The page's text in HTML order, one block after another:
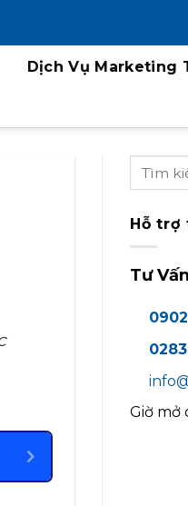
Dịch Vụ Marketing
Hỗ trợ
Tư
Giờ mở